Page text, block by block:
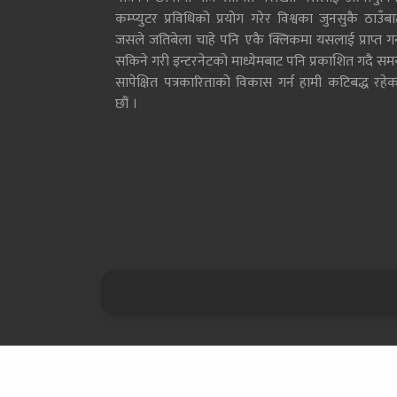
कम्प्युटर प्रविधिको प्रयोग गरेर विश्वका जुनसुकै
जसले जतिबेला चाहे पनि एकै क्लिकमा यसलाई प्राप्त
सकिने गरी इन्टरनेटको माध्येमबाट पनि प्रकाशित गदै
सापेक्षित पत्रकारिताको विकास गर्न हामी कटिबद्ध
छौं ।